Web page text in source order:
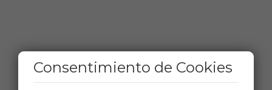
Consentimiento de Cookies